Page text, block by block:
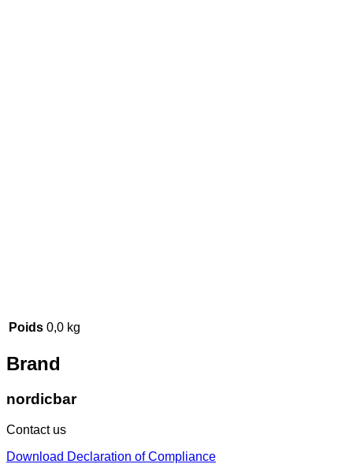
Poids 0,0 kg
Brand
nordicbar
Contact us
Download Declaration of Compliance